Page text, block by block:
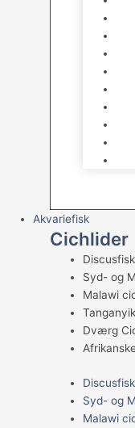
Akvariefisk
Cichlider
Discusfisk
Syd- og
Malawi
Dværg
Discusfisk
Syd- og
Malawi